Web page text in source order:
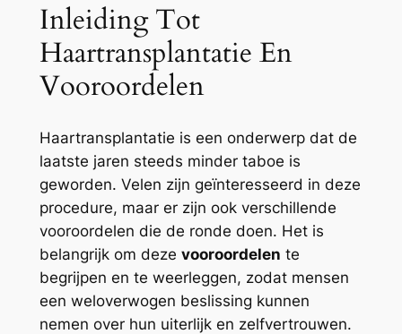
Inleiding Tot
Haartransplantatie En
Vooroordelen
Haartransplantatie is een onderwerp dat de
laatste jaren steeds minder taboe is
geworden. Velen zijn geïnteresseerd in deze
procedure, maar er zijn ook verschillende
vooroordelen die de ronde doen. Het is
belangrijk om deze vooroordelen te
begrijpen en te weerleggen, zodat mensen
een weloverwogen beslissing kunnen
nemen over hun uiterlijk en zelfvertrouwen.